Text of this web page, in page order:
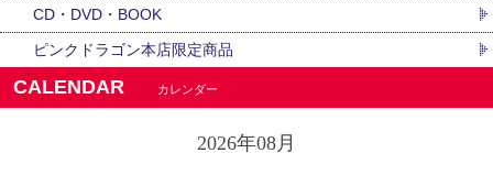
CD・DVD・BOOK
ピンクドラゴン本店限定商品
CALENDAR カレンダー
2026年08月